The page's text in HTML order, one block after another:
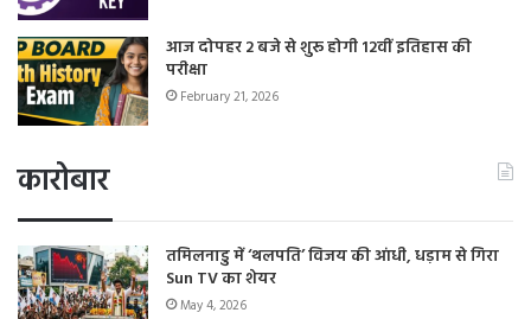
आज दोपहर 2 बजे से शुरू होगी 12वीं इतिहास की
परीक्षा
February 21, 2026
कारोबार
तमिलनाडु में ‘थलपति’ विजय की आंधी, धड़ाम से गिरा
Sun TV का शेयर
May 4, 2026